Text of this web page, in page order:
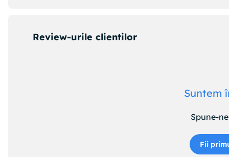
Review-urile clientilor
Suntem
Spune-
Fii